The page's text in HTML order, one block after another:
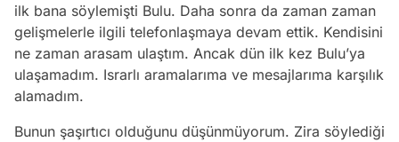
ilk bana söylemişti Bulu. Daha sonra da zaman zaman
gelişmelerle ilgili telefonlaşmaya devam ettik. Kendisini
ne zaman arasam ulaştım. Ancak dün ilk kez Bulu’ya
ulaşamadım. Israrlı aramalarıma ve mesajlarıma karşılık
alamadım.
Bunun şaşırtıcı olduğunu düşünmüyorum. Zira söylediği